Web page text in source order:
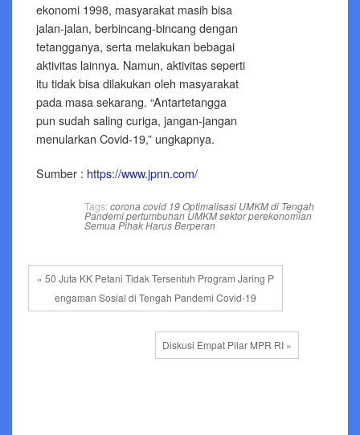
ekonomi 1998, masyarakat masih bisa
jalan-jalan, berbincang-bincang dengan
tetangganya, serta melakukan bebagai
aktivitas lainnya. Namun, aktivitas seperti
itu tidak bisa dilakukan oleh masyarakat
pada masa sekarang. “Antartetangga
pun sudah saling curiga, jangan-jangan
menularkan Covid-19,” ungkapnya.
Sumber : https://www.jpnn.com/
Tags: corona covid 19Optimalisasi UMKM di Tengah
Pandemipertumbuhan UMKMsektor perekonomian
Semua Pihak Harus Berperan
« 50 Juta KK Petani Tidak Tersentuh Program Jaring P
engaman Sosial di Tengah Pandemi Covid-19
Diskusi Empat Pilar MPR RI »